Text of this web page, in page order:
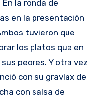
la ronda de
en la presentación
tuvieron que
los platos que en
peores. Y otra vez
con su gravlax de
con salsa de